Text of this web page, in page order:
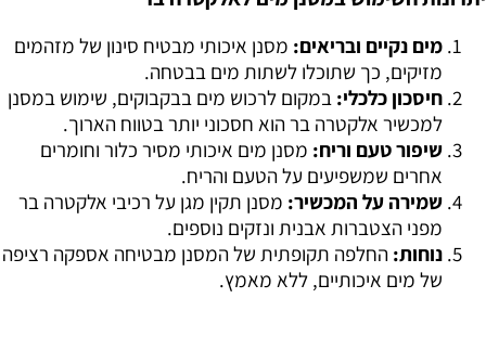
מים נקיים ובריאים: מסנן איכותי מבטיח סינון של מזהמים
מזיקים, כך שתוכלו לשתות מים בבטחה.
חיסכון כלכלי: במקום לרכוש מים בבקבוקים, שימוש במסנן
למכשיר אלקטרה בר הוא חסכוני יותר בטווח הארוך.
שיפור טעם וריח: מסנן מים איכותי מסיר כלור וחומרים
אחרים שמשפיעים על הטעם והריח.
שמירה על המכשיר: מסנן תקין מגן על רכיבי אלקטרה בר
מפני הצטברות אבנית ונזקים נוספים.
נוחות: החלפה תקופתית של המסנן מבטיחה אספקה רציפה
של מים איכותיים, ללא מאמץ.